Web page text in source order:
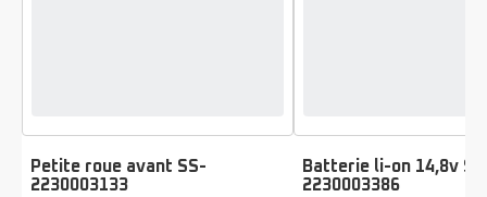
Petite roue avant SS-
2230003133
Batterie li-on 14,8v
2230003386